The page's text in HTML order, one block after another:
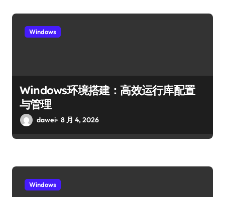
Windows
Windows环境搭建：高效运行库配置
与管理
dawei 8 月 4, 2026
Windows